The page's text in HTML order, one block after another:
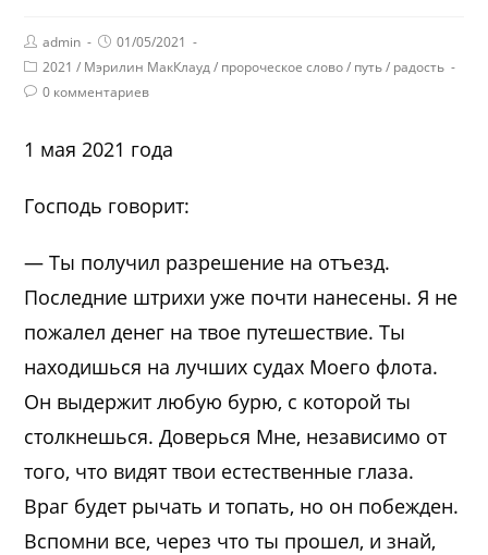
admin
01/05/2021
2021 / Мэрилин МакКлауд / пророческое слово / путь / радость
0 комментариев
1 мая 2021 года
Господь говорит:
— Ты получил разрешение на отъезд.
Последние штрихи уже почти нанесены. Я не
пожалел денег на твое путешествие. Ты
находишься на лучших судах Моего флота.
Он выдержит любую бурю, с которой ты
столкнешься. Доверься Мне, независимо от
того, что видят твои естественные глаза.
Враг будет рычать и топать, но он побежден.
Вспомни все, через что ты прошел, и знай,